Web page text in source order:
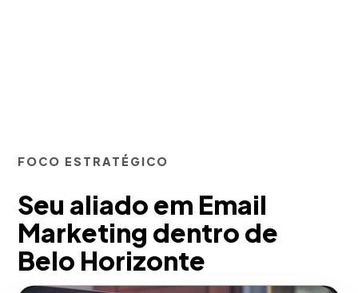
FOCO ESTRATÉGICO
Seu aliado em Email
Marketing dentro de
Belo Horizonte